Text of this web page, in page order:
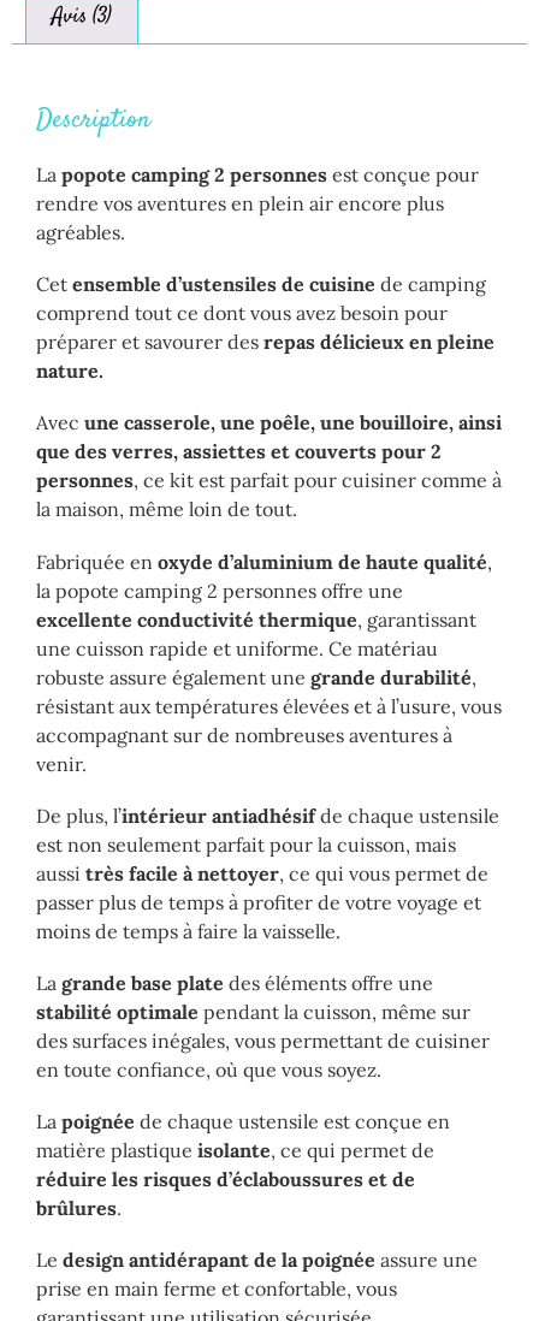
Avis (3)
Description
La popote camping 2 personnes est conçue pour
rendre vos aventures en plein air encore plus
agréables.
Cet ensemble d’ustensiles de cuisine de camping
comprend tout ce dont vous avez besoin pour
préparer et savourer des repas délicieux en pleine
nature.
Avec une casserole, une poêle, une bouilloire, ainsi
que des verres, assiettes et couverts pour 2
personnes, ce kit est parfait pour cuisiner comme à
la maison, même loin de tout.
Fabriquée en oxyde d’aluminium de haute qualité,
la popote camping 2 personnes offre une
excellente conductivité thermique, garantissant
une cuisson rapide et uniforme. Ce matériau
robuste assure également une grande durabilité,
résistant aux températures élevées et à l’usure, vous
accompagnant sur de nombreuses aventures à
venir.
De plus, l’intérieur antiadhésifde chaque ustensile
est non seulement parfait pour la cuisson, mais
aussi très facile à nettoyer, ce qui vous permet de
passer plus de temps à profiter de votre voyage et
moins de temps à faire la vaisselle.
La grande base plate des éléments offre une
stabilité optimale pendant la cuisson, même sur
des surfaces inégales, vous permettant de cuisiner
en toute confiance, où que vous soyez.
La poignée de chaque ustensile est conçue en
matière plastique isolante, ce qui permet de
réduire les risques d’éclaboussures et de
brûlures.
Le design antidérapant de la poignée assure une
prise en main ferme et confortable, vous